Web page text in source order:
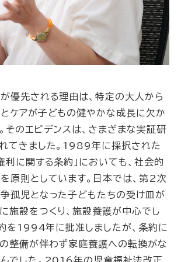
優先される理由は、特定の大人から
ケアが子どもの健やかな成長に欠か
そのエビデンスは、さまざまな実証研
てきました。1989年に採択された
利に関する条約」においても、社会的
原則としています。日本では、第2次
孤児となった子どもたちの受け皿が
施設をつくり、施設養護が中心でし
を1994年に批准しましたが、条約に
整備が伴わず家庭養護への転換がな
でした。2016年の児童福祉法改正